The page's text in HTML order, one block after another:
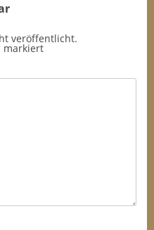
veröffentlicht.
markiert